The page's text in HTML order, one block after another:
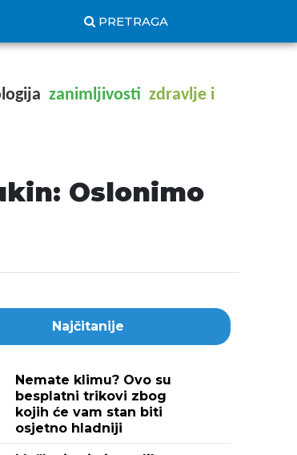
PRETRAGA
zanimljivosti zdravlje i
Oslonimo
Najčitanije
Nemate klimu? Ovo su
besplatni trikovi zbog
kojih će vam stan biti
osjetno hladniji